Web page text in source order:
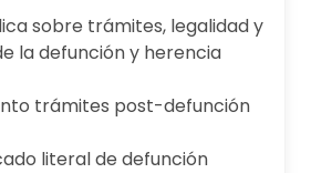
sobre trámites, legalidad y
la defunción y herencia
trámites post-defunción
literal de defunción